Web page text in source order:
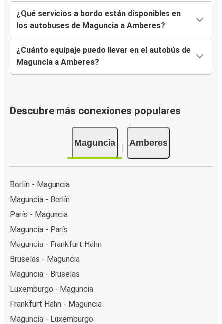
¿Qué servicios a bordo están disponibles en
los autobuses de Maguncia a Amberes?
¿Cuánto equipaje puedo llevar en el autobús de
Maguncia a Amberes?
Descubre más conexiones populares
Maguncia Amberes
Berlín - Maguncia
Maguncia - Berlín
París - Maguncia
Maguncia - París
Maguncia - Frankfurt Hahn
Bruselas - Maguncia
Maguncia - Bruselas
Luxemburgo - Maguncia
Frankfurt Hahn - Maguncia
Maguncia - Luxemburgo